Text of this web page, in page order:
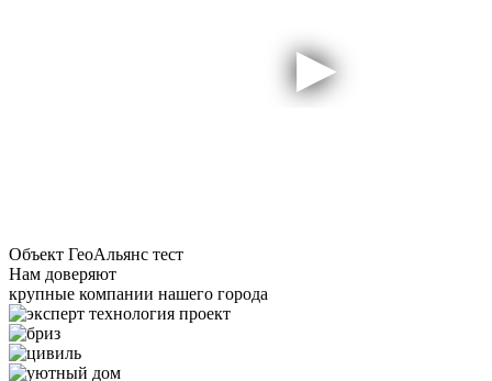
Объект ГеоАльянс тест
Нам доверяют
крупные компании нашего города